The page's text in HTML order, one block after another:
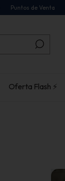
Puntos de Venta
Oferta Flash ⚡